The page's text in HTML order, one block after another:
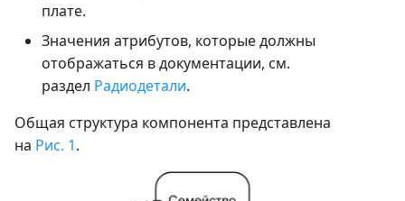
плате.
Значения атрибутов, которые должны
отображаться в документации, см.
раздел Радиодетали.
Общая структура компонента представлена
на Рис. 1.